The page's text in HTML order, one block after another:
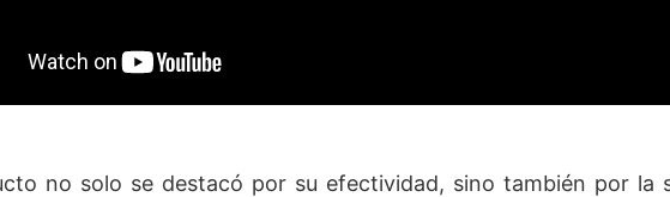
no solo se destacó por su efectividad, sino también por la